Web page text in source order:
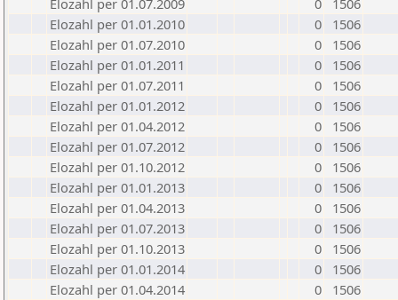
Elozahl per 01.07.2009
0
1506
Elozahl per 01.01.2010
0
1506
Elozahl per 01.07.2010
0
1506
Elozahl per 01.01.2011
0
1506
Elozahl per 01.07.2011
0
1506
Elozahl per 01.01.2012
0
1506
Elozahl per 01.04.2012
0
1506
Elozahl per 01.07.2012
0
1506
Elozahl per 01.10.2012
0
1506
Elozahl per 01.01.2013
0
1506
Elozahl per 01.04.2013
0
1506
Elozahl per 01.07.2013
0
1506
Elozahl per 01.10.2013
0
1506
Elozahl per 01.01.2014
0
1506
Elozahl per 01.04.2014
0
1506